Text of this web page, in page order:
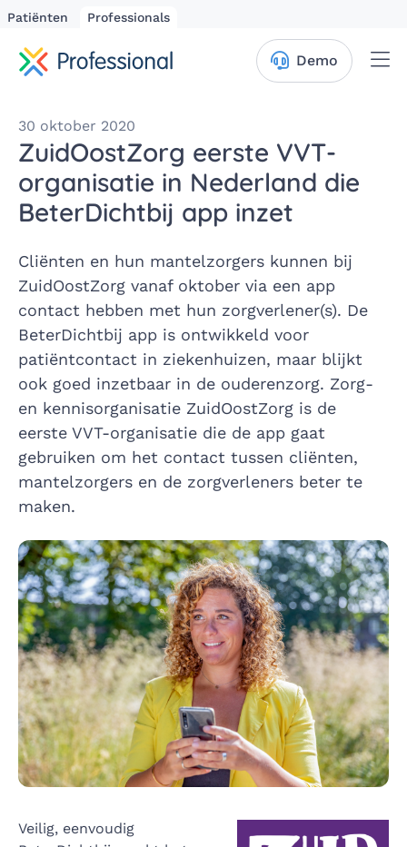
Patiënten Professionals
Demo
30 oktober 2020
ZuidOostZorg eerste VVT-
organisatie in Nederland die
BeterDichtbij app inzet
Cliënten en hun mantelzorgers kunnen bij
ZuidOostZorg vanaf oktober via een app
contact hebben met hun zorgverlener(s). De
BeterDichtbij app is ontwikkeld voor
patiëntcontact in ziekenhuizen, maar blijkt
ook goed inzetbaar in de ouderenzorg. Zorg-
en kennisorganisatie ZuidOostZorg is de
eerste VVT-organisatie die de app gaat
gebruiken om het contact tussen cliënten,
mantelzorgers en de zorgverleners beter te
maken.
Veilig, eenvoudig